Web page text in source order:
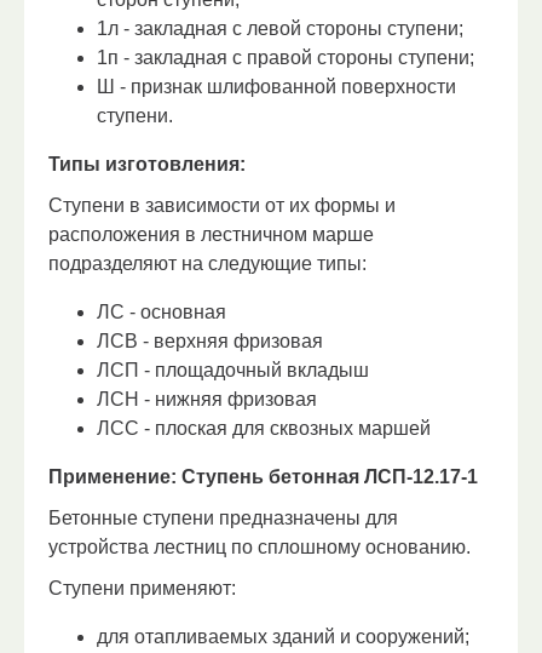
1л - закладная с левой стороны ступени;
1п - закладная с правой стороны ступени;
Ш - признак шлифованной поверхности
ступени.
Типы изготовления:
Ступени в зависимости от их формы и
расположения в лестничном марше
подразделяют на следующие типы:
ЛС - основная
ЛСВ - верхняя фризовая
ЛСП - площадочный вкладыш
ЛСН - нижняя фризовая
ЛСС - плоская для сквозных маршей
Применение: Ступень бетонная ЛСП-12.17-1
Бетонные ступени предназначены для
устройства лестниц по сплошному основанию.
Ступени применяют:
для отапливаемых зданий и сооружений;